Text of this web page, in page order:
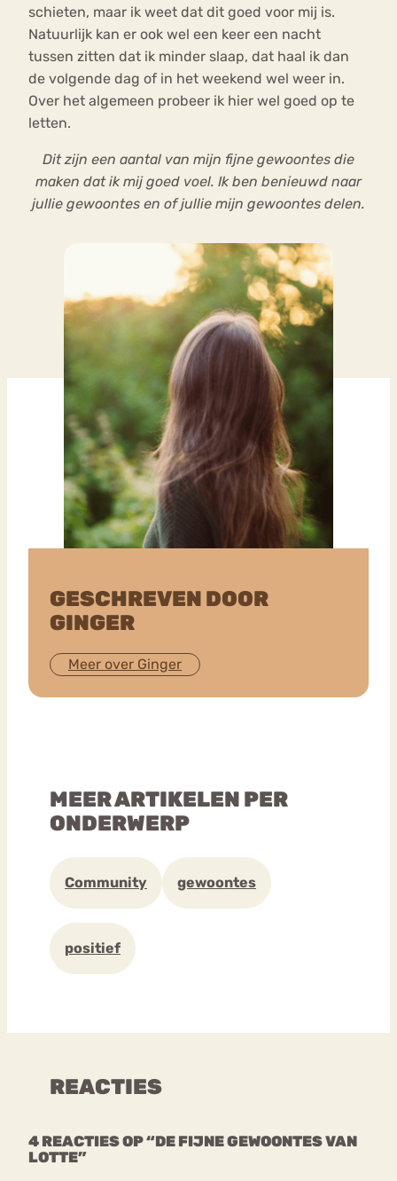
schieten, maar ik weet dat dit goed voor mij is.
Natuurlijk kan er ook wel een keer een nacht
tussen zitten dat ik minder slaap, dat haal ik dan
de volgende dag of in het weekend wel weer in.
Over het algemeen probeer ik hier wel goed op te
letten.
Dit zijn een aantal van mijn fijne gewoontes die
maken dat ik mij goed voel. Ik ben benieuwd naar
jullie gewoontes en of jullie mijn gewoontes delen.
GESCHREVEN DOOR
GINGER
Meer over Ginger
MEER ARTIKELEN PER
ONDERWERP
Community gewoontes
positief
REACTIES
4 REACTIES OP “DE FIJNE GEWOONTES VAN
LOTTE”